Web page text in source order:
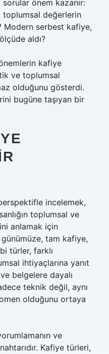
sorular önem kazanır:
değerlerin
Modern serbest kafiye,
aldı?
kafiye
ve toplumsal
olduğunu gösterdi.
bugüne taşıyan bir
incelemek,
toplumsal ve
anlamak için
tam kafiye,
türler, farklı
ihtiyaçlarına yanıt
ve belgelere dayalı
teknik değil, aynı
olduğunu ortaya
ve
Kafiye türleri,